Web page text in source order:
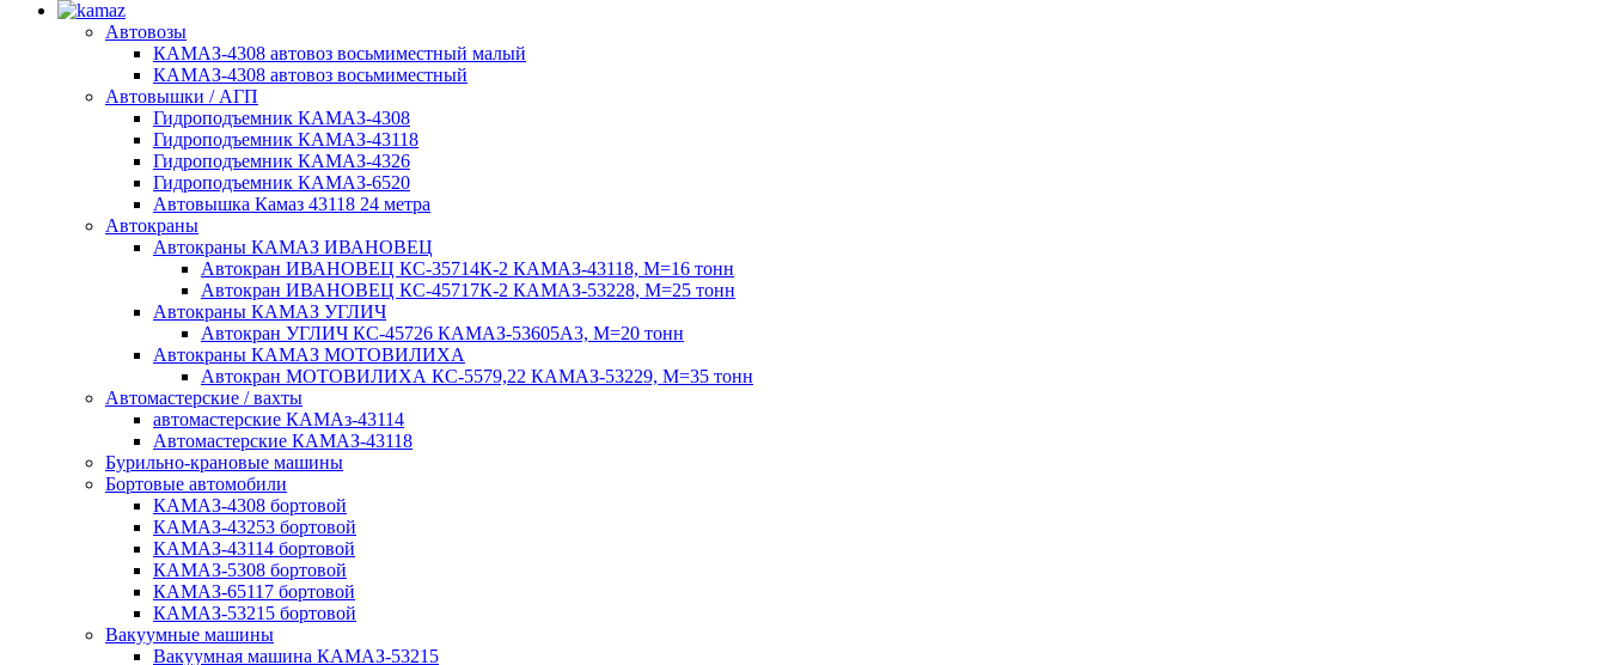
Автовозы
КАМАЗ-4308 автовоз восьмиместный малый
КАМАЗ-4308 автовоз восьмиместный
Автовышки / АГП
Гидроподъемник КАМАЗ-4308
Гидроподъемник КАМАЗ-43118
Гидроподъемник КАМАЗ-4326
Гидроподъемник КАМАЗ-6520
Автовышка Камаз 43118 24 метра
Автокраны
Автокраны КАМАЗ ИВАНОВЕЦ
Автокран ИВАНОВЕЦ КС-35714К-2 КАМАЗ-43118, М=16 тонн
Автокран ИВАНОВЕЦ КС-45717К-2 КАМАЗ-53228, М=25 тонн
Автокраны КАМАЗ УГЛИЧ
Автокран УГЛИЧ КС-45726 КАМАЗ-53605А3, М=20 тонн
Автокраны КАМАЗ МОТОВИЛИХА
Автокран МОТОВИЛИХА КС-5579,22 КАМАЗ-53229, М=35 тонн
Автомастерские / вахты
автомастерские КАМАз-43114
Автомастерские КАМАЗ-43118
Бурильно-крановые машины
Бортовые автомобили
КАМАЗ-4308 бортовой
КАМАЗ-43253 бортовой
КАМАЗ-43114 бортовой
КАМАЗ-5308 бортовой
КАМАЗ-65117 бортовой
КАМАЗ-53215 бортовой
Вакуумные машины
Вакуумная машина КАМАЗ-53215